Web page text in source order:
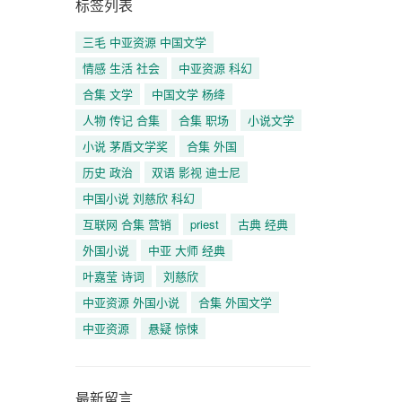
标签列表
三毛 中亚资源 中国文学
情感 生活 社会
中亚资源 科幻
合集 文学
中国文学 杨绛
人物 传记 合集
合集 职场
小说文学
小说 茅盾文学奖
合集 外国
历史 政治
双语 影视 迪士尼
中国小说 刘慈欣 科幻
互联网 合集 营销
priest
古典 经典
外国小说
中亚 大师 经典
叶嘉莹 诗词
刘慈欣
中亚资源 外国小说
合集 外国文学
中亚资源
悬疑 惊悚